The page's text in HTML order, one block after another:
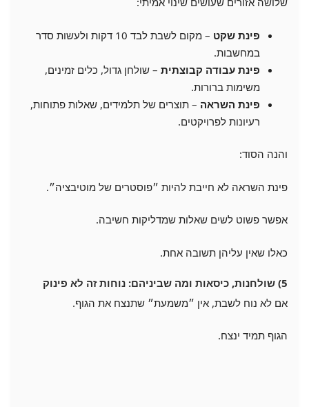
פינת שקט
– מקום לשבת לבד 10 דקות ולעשות סדר
במחשבות.
פינת עבודה קבוצתית – שולחן גדול, כלים זמינים,
משימות ברורות.
פינת השראה – תוצרים של תלמידים, שאלות פתוחות,
רעיונות לפרויקטים.
והנה הסוד:
פינת השראה לא חייבת להיות ״פוסטרים של מוטיבציה״.
אפשר פשוט לשים שאלות שמדליקות חשיבה.
כאלו שאין עליהן תשובה אחת.
5) שולחנות, כיסאות ומה שביניהם: נוחות זה לא פינוק
אם לא נוח לשבת, אין ״משמעת״ שתנצח את הגוף.
הגוף תמיד ינצח.